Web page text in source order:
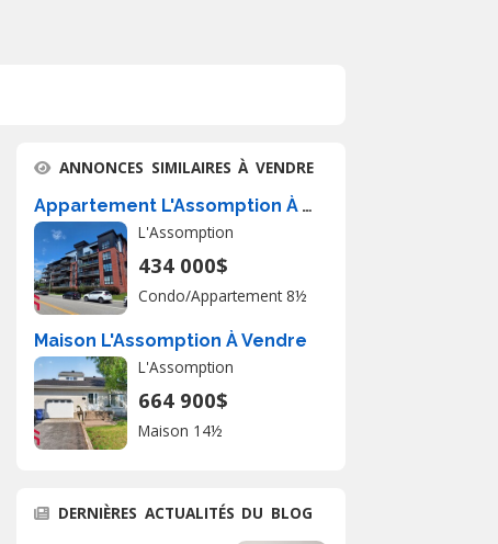
ANNONCES SIMILAIRES À VENDRE
Appartement L'Assomption À Vendre
L'Assomption
434 000$
Condo/Appartement 8½
Maison L'Assomption À Vendre
L'Assomption
664 900$
Maison 14½
DERNIÈRES ACTUALITÉS DU BLOG